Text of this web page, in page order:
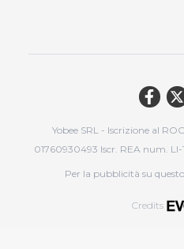
Yobee SRL - Iscrizione al
01760930493 Iscr. REA num.
Per la pubblicità su
Credits